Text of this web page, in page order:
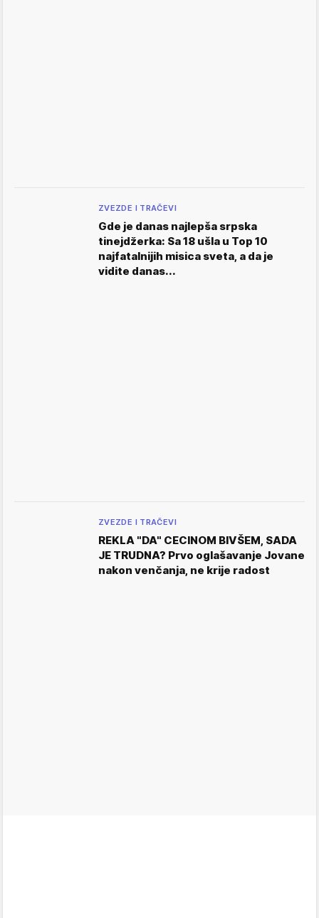
ZVEZDE I TRAČEVI
Gde je danas najlepša srpska
tinejdžerka: Sa 18 ušla u Top 10
najfatalnijih misica sveta, a da je
vidite danas...
ZVEZDE I TRAČEVI
REKLA "DA" CECINOM BIVŠEM, SADA
JE TRUDNA? Prvo oglašavanje Jovane
nakon venčanja, ne krije radost